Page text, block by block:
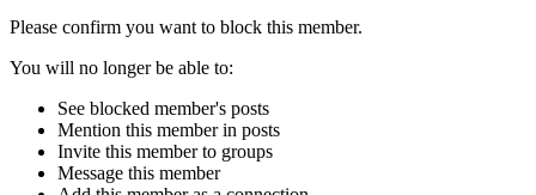
Please confirm you want to block this member.
You will no longer be able to:
See blocked member's posts
Mention this member in posts
Invite this member to groups
Message this member